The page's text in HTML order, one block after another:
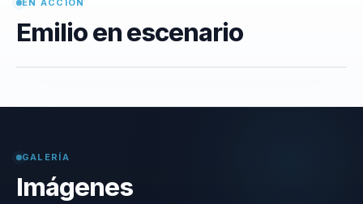
EN ACCIÓN
Emilio en escenario
GALERÍA
Imágenes